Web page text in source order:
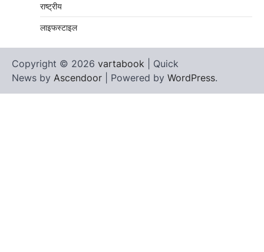
राष्ट्रीय
लाइफस्टाइल
Copyright © 2026 vartabook | Quick
News by Ascendoor | Powered by WordPress.